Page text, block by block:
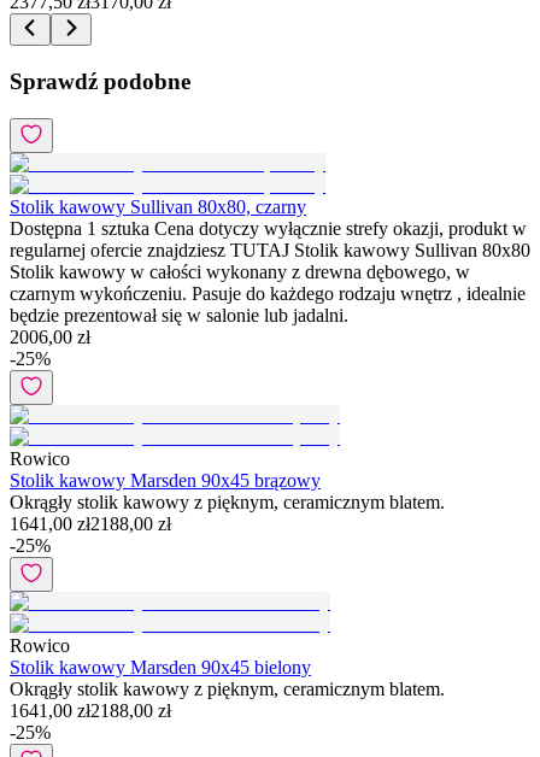
Sprawdź podobne
Stolik kawowy Sullivan 80x80, czarny
Dostępna 1 sztuka Cena dotyczy wyłącznie strefy okazji, produkt w
regularnej ofercie znajdziesz TUTAJ Stolik kawowy Sullivan 80x80
Stolik kawowy w całości wykonany z drewna dębowego, w
czarnym wykończeniu. Pasuje do każdego rodzaju wnętrz , idealnie
będzie prezentował się w salonie lub jadalni.
2006,00 zł
-25%
Rowico
Stolik kawowy Marsden 90x45 brązowy
Okrągły stolik kawowy z pięknym, ceramicznym blatem.
1641,00 zł2188,00 zł
-25%
Rowico
Stolik kawowy Marsden 90x45 bielony
Okrągły stolik kawowy z pięknym, ceramicznym blatem.
1641,00 zł2188,00 zł
-25%